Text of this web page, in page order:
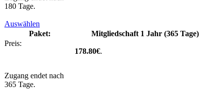
180 Tage.
Auswählen
Mitgliedschaft 1 Jahr (365 Tage)
178.80€.
Zugang endet nach
365 Tage.